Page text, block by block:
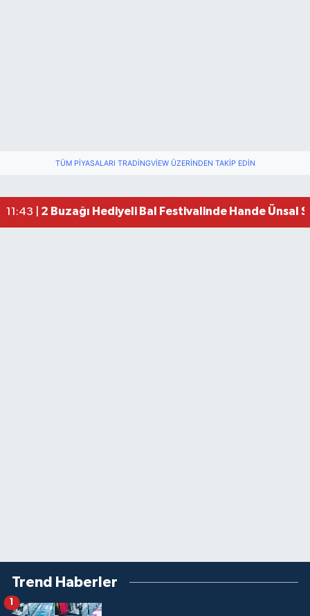
TÜM PIYASALARI TRADINGVIEW ÜZERINDEN TAKIP EDIN
11:43 | 2 Buzağı Hediyeli Bal Festivalinde Hande Ünsal
Trend Haberler
1